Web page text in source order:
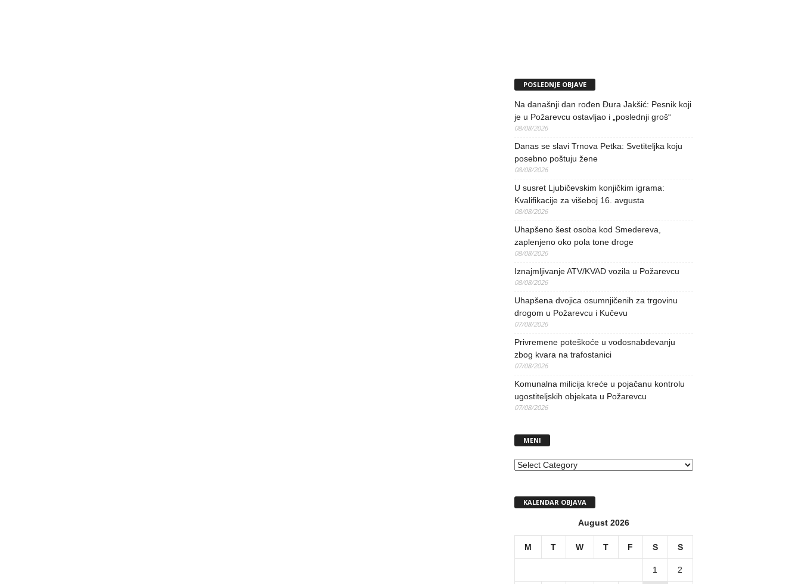
POSLEDNJE OBJAVE
Na današnji dan rođen Đura Jakšić: Pesnik koji
je u Požarevcu ostavljao i „poslednji groš“
08/08/2026
Danas se slavi Trnova Petka: Svetiteljka koju
posebno poštuju žene
08/08/2026
U susret Ljubičevskim konjičkim igrama:
Kvalifikacije za višeboj 16. avgusta
08/08/2026
Uhapšeno šest osoba kod Smedereva,
zaplenjeno oko pola tone droge
08/08/2026
Iznajmljivanje ATV/KVAD vozila u Požarevcu
08/08/2026
Uhapšena dvojica osumnjičenih za trgovinu
drogom u Požarevcu i Kučevu
07/08/2026
Privremene poteškoće u vodosnabdevanju
zbog kvara na trafostanici
07/08/2026
Komunalna milicija kreće u pojačanu kontrolu
ugostiteljskih objekata u Požarevcu
07/08/2026
MENI
MENI
KALENDAR OBJAVA
August 2026
M T W T F S S
1 2